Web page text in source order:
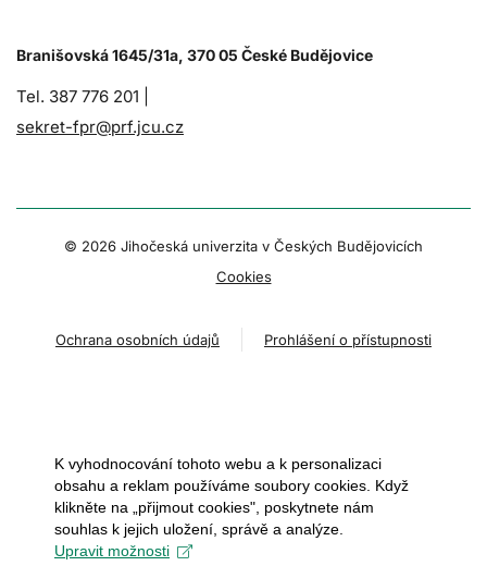
Branišovská 1645/31a, 370 05 České Budějovice
Tel. 387 776 201 |
sekret-fpr@prf.jcu.cz
© 2026 Jihočeská univerzita v Českých Budějovicích
Cookies
Ochrana osobních údajů Prohlášení o přístupnosti
K vyhodnocování tohoto webu a k personalizaci
obsahu a reklam používáme soubory cookies. Když
klikněte na „přijmout cookies", poskytnete nám
souhlas k jejich uložení, správě a analýze.
Upravit možnosti